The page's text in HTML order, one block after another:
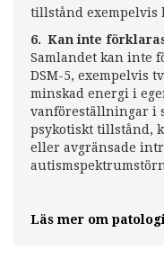
tillstånd exempelvis
6. Kan inte
Samlandet kan inte
DSM-5, exempelvis
minskad energi i
vanföreställningar i
psykotiskt tillstånd,
eller avgränsade
Läs mer om